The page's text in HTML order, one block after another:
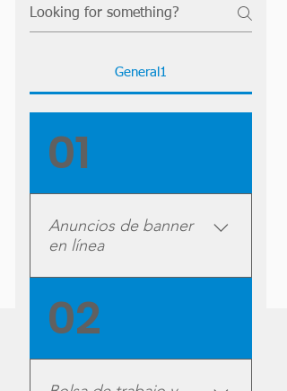
General1
01
Anuncios de banner
en línea
información llegue a la
mayor audiencia de
trabajadores sociales de
Illinois? Por tan solo $325
02